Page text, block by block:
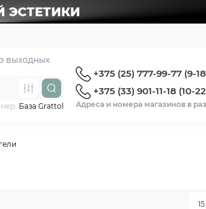
выходных
+375 (25) 777-99-77 (9-
+375 (33) 901-11-18 (10-
Адреса и номера магазинов в
База Grattol
15